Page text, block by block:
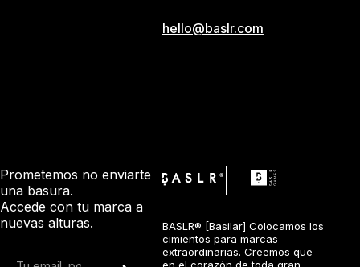
hello@baslr.com
®
BASLR® [Basilar] Colocamos los
cimientos para marcas
extraordinarias. Creemos que
Prometemos no enviarte
una basura.
Accede con tu marca a
nuevas alturas.